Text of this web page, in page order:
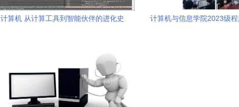
计算机 从计算工具到智能伙伴的进化史
计算机与信息学院2023级